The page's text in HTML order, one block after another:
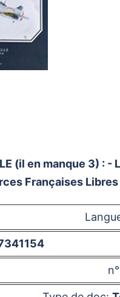
(il en manque 3) : -
Françaises